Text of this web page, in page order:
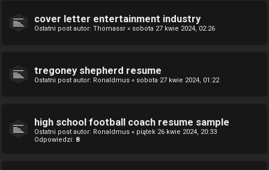
cover letter entertainment industry
Ostatni post autor: Thomassr « sobota 27 kwie 2024, 02:26
tregoney shepherd resume
Ostatni post autor: Ronaldmus « sobota 27 kwie 2024, 01:22
high school football coach resume sample
Ostatni post autor: Ronaldmus « piątek 26 kwie 2024, 20:33
Odpowiedzi: 8